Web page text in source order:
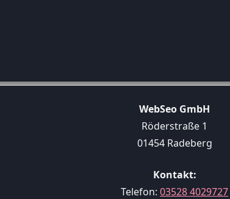
WebSeo GmbH
Röderstraße 1
01454 Radeberg
Kontakt:
Telefon: 03528 4029727